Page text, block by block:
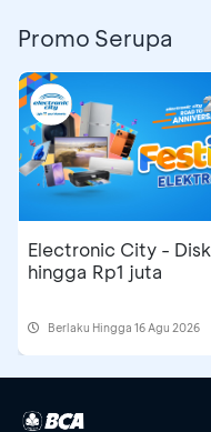
Promo Serupa
Electronic City -
hingga Rp1 juta
Berlaku Hingga 16 Agu 2026